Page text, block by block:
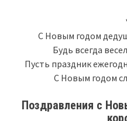
С Новым годом
Будь всегда
Пусть праздник
С Новым годом
Поздравления с